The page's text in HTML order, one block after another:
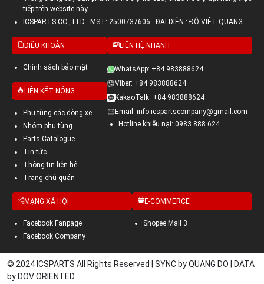
tiếp trên website này
ICSPARTS CO., LTD - MST: 2500737606 - ĐẠI DIỆN : ĐỖ VIỆT QUANG
ĐIỀU KHOẢN
Chính sách bảo mật
LIÊN KẾT NÓNG
Phụ tùng các dòng xe
Nhóm phụ tùng
Parts Catalogue
Tin tức
Thông tin liên hệ
Trang chủ quản
LIÊN HỆ NHANH
WhatsApp: +84 983888624
Viber: +84 983888624
KakaoTalk: +84 983888624
Email: info.icspartscompany@gmail.com
Hotline khiếu nại: 0983.888.624
MẠNG XÃ HỘI
Facebook Fanpage
Facebook Company
E-COMMERCE
Shopee Mall 3
© 2024 ICSPARTS All Rights Reserved | SYNC by QUANG DO | DATA
by DOV ORIENTED